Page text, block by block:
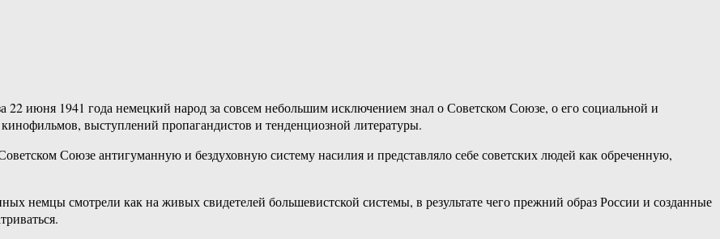
июня 1941 года немецкий народ за совсем небольшим исключением знал о Советском Союзе, о его социальной и
выступлений пропагандистов и тенденциозной литературы.
Союзе антигуманную и бездуховную систему насилия и представляло себе советских людей как обреченную,
немцы смотрели как на живых свидетелей большевистской системы, в результате чего прежний образ России и созданные